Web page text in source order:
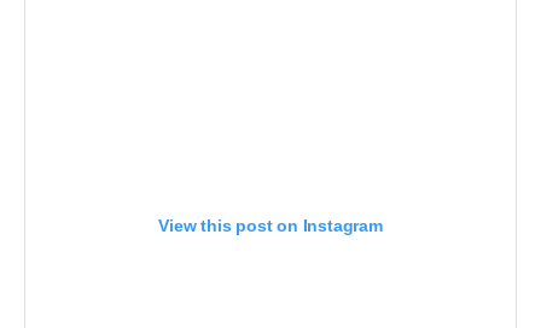
View this post on Instagram